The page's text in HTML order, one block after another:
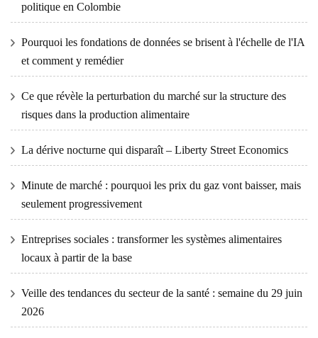
politique en Colombie
Pourquoi les fondations de données se brisent à l'échelle de l'IA
et comment y remédier
Ce que révèle la perturbation du marché sur la structure des
risques dans la production alimentaire
La dérive nocturne qui disparaît – Liberty Street Economics
Minute de marché : pourquoi les prix du gaz vont baisser, mais
seulement progressivement
Entreprises sociales : transformer les systèmes alimentaires
locaux à partir de la base
Veille des tendances du secteur de la santé : semaine du 29 juin
2026